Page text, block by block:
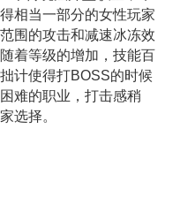
相当一部分的女性玩家
围的攻击和减速冰冻效
着等级的增加，技能百
计使得打BOSS的时候
难的职业，打击感稍
选择。